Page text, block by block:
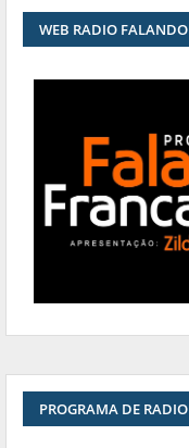
WEB RADIO
PROGRAMA DE RADIO